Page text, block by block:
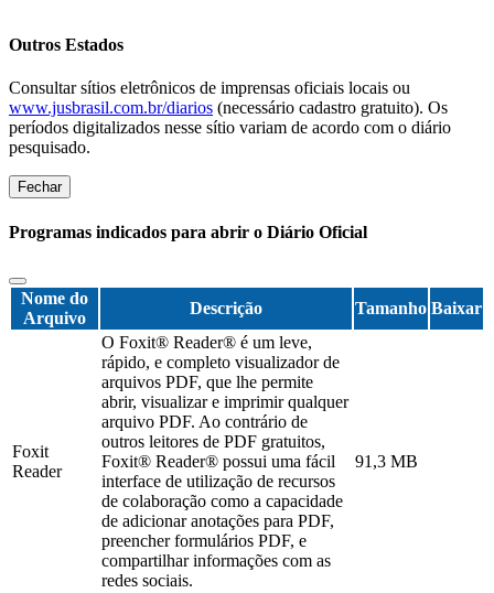
Outros Estados
Consultar sítios eletrônicos de imprensas oficiais locais ou
www.jusbrasil.com.br/diarios (necessário cadastro gratuito). Os
períodos digitalizados nesse sítio variam de acordo com o diário
pesquisado.
Fechar
Programas indicados para abrir o Diário Oficial
Nome do
Arquivo
Descrição Tamanho Baixar
Foxit
Reader
O Foxit® Reader® é um leve,
rápido, e completo visualizador de
arquivos PDF, que lhe permite
abrir, visualizar e imprimir qualquer
arquivo PDF. Ao contrário de
outros leitores de PDF gratuitos,
Foxit® Reader® possui uma fácil
interface de utilização de recursos
de colaboração como a capacidade
de adicionar anotações para PDF,
preencher formulários PDF, e
compartilhar informações com as
redes sociais.
91,3 MB